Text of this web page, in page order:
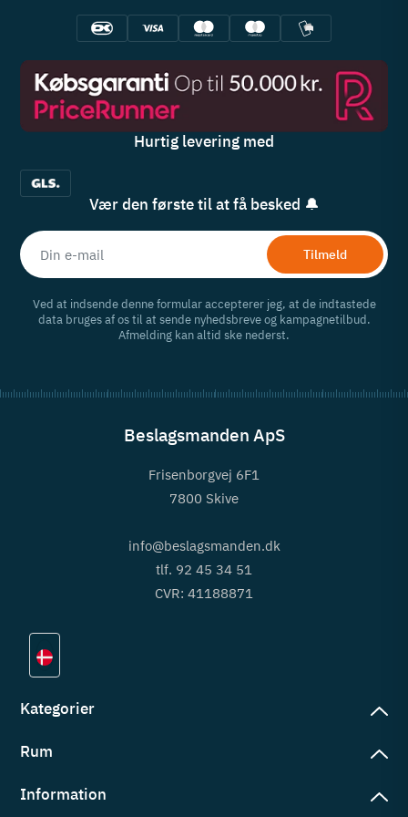
Hurtig levering med
Vær den første til at få besked 🔔
Tilmeld
Ved at indsende denne formular accepterer jeg, at de indtastede
data bruges af os til at sende nyhedsbreve og kampagnetilbud.
Afmelding kan altid ske nederst.
Beslagsmanden ApS
Frisenborgvej 6F1
7800 Skive
info@beslagsmanden.dk
tlf. 92 45 34 51
CVR: 41188871
Kategorier
Rum
Information